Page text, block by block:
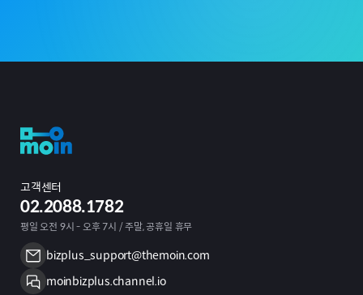
고객센터
02.2088.1782
평일 오전 9시 - 오후 7시 / 주말, 공휴일 휴무
bizplus_support@themoin.com
moinbizplus.channel.io